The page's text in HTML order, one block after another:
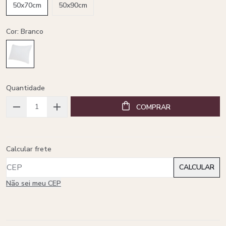
50x70cm
50x90cm
Cor: Branco
Quantidade
COMPRAR
Calcular frete
Não sei meu CEP